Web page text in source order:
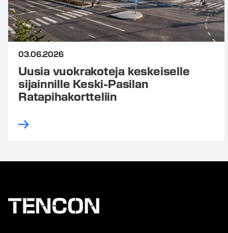
03.06.2026
Uusia vuokrakoteja keskeiselle
sijainnille Keski-Pasilan
Ratapihakortteliin